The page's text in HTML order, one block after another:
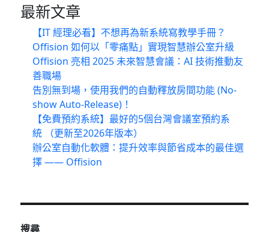
最新文章
【IT 經理必看】不想再為新系統寫教學手冊？
Offision 如何以「零痛點」實現智慧辦公室升級
Offision 亮相 2025 未來智慧會議：AI 技術推動友
善職場
告別無到場，使用我們的自動釋放房間功能 (No-
show Auto-Release)！
【免費預約系統】最好的5個台灣會議室預約系
統 （更新至2026年版本）
辦公室自動化軟體：提升效率與節省成本的最佳選
擇 —— Offision
搜尋